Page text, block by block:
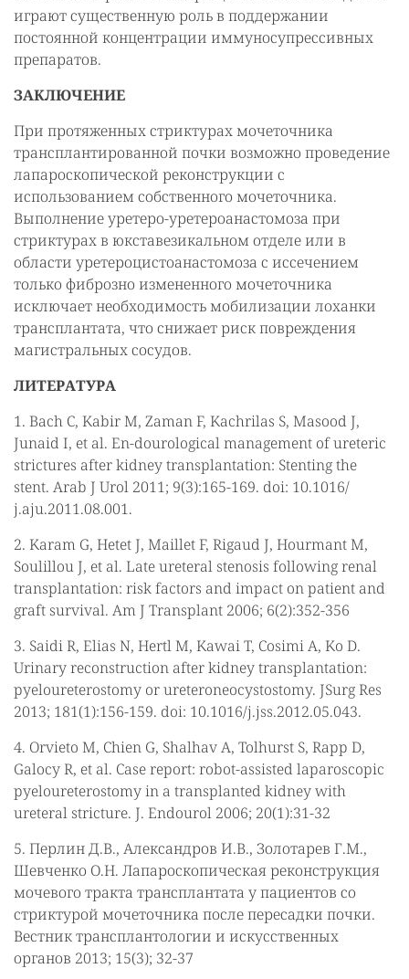
играют существенную роль в поддержании
постоянной концентрации иммуносупрессивных
препаратов.
ЗАКЛЮЧЕНИЕ
При протяженных стриктурах мочеточника
трансплантированной почки возможно проведение
лапароскопической реконструкции с
использованием собственного мочеточника.
Выполнение уретеро-уретероанастомоза при
стриктурах в юкставезикальном отделе или в
области уретероцистоанастомоза с иссечением
только фиброзно измененного мочеточника
исключает необходимость мобилизации лоханки
трансплантата, что снижает риск повреждения
магистральных сосудов.
ЛИТЕРАТУРА
1. Bach C, Kabir M, Zaman F, Kachrilas S, Masood J,
Junaid I, et al. En-dourological management of ureteric
strictures after kidney transplantation: Stenting the
stent. Arab J Urol 2011; 9(3):165-169. doi: 10.1016/
j.aju.2011.08.001.
2. Karam G, Hetet J, Maillet F, Rigaud J, Hourmant M,
Soulillou J, et al. Late ureteral stenosis following renal
transplantation: risk factors and impact on patient and
graft survival. Am J Transplant 2006; 6(2):352-356
3. Saidi R, Elias N, Hertl M, Kawai T, Cosimi A, Ko D.
Urinary reconstruction after kidney transplantation:
pyeloureterostomy or ureteroneocystostomy. JSurg Res
2013; 181(1):156-159. doi: 10.1016/j.jss.2012.05.043.
4. Orvieto M, Chien G, Shalhav A, Tolhurst S, Rapp D,
Galocy R, et al. Case report: robot-assisted laparoscopic
pyeloureterostomy in a transplanted kidney with
ureteral stricture. J. Endourol 2006; 20(1):31-32
5. Перлин Д.В., Александров И.В., Золотарев Г.М.,
Шевченко О.Н. Лапароскопическая реконструкция
мочевого тракта трансплантата у пациентов со
стриктурой мочеточника после пересадки почки.
Вестник трансплантологии и искусственных
органов 2013; 15(3); 32-37